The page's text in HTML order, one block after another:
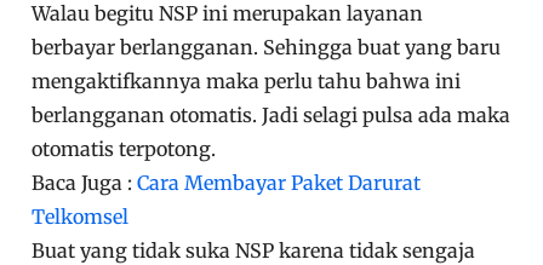
Walau begitu NSP ini merupakan layanan
berbayar berlangganan. Sehingga buat yang baru
mengaktifkannya maka perlu tahu bahwa ini
berlangganan otomatis. Jadi selagi pulsa ada maka
otomatis terpotong.
Baca Juga :Cara Membayar Paket Darurat
Telkomsel
Buat yang tidak suka NSP karena tidak sengaja